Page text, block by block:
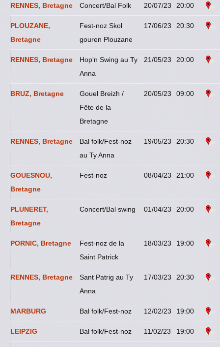
RENNES, Bretagne Concert/Bal Folk 20/07/23 20:00
PLOUZANE,
Bretagne
Fest-noz Skol
gouren Plouzane
17/06/23 20:30
RENNES, Bretagne
Hop'n Swing au Ty
Anna
21/05/23 20:00
BRUZ, Bretagne
Gouel Breizh /
Fête de la
Bretagne
20/05/23 09:00
RENNES, Bretagne
Bal folk/Fest-noz
au Ty Anna
19/05/23 20:30
GOUESNOU,
Bretagne
Fest-noz 08/04/23 21:00
PLUNERET,
Bretagne
Concert/Bal swing 01/04/23 20:00
PORNIC, Bretagne
Fest-noz de la
Saint Patrick
18/03/23 19:00
RENNES, Bretagne
Sant Patrig au Ty
Anna
17/03/23 20:30
MARBURG Bal folk/Fest-noz 12/02/23 19:00
LEIPZIG Bal folk/Fest-noz 11/02/23 19:00